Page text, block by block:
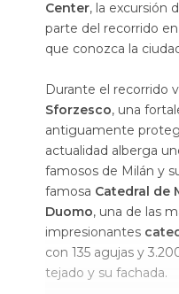
Center, la excursión
parte del recorrido
que conozca la
Durante el recorrido
Sforzesco, una
antiguamente
actualidad alberga
famosos de Milán y
famosa Catedral de
Duomo, una de las
impresionantes
con 135 agujas y
tejado y su fachada.